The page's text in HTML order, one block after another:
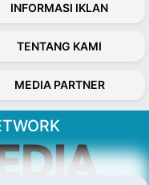
INFORMASI IKLAN
TENTANG KAMI
MEDIA PARTNER